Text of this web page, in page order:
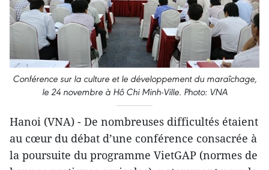
Conférence sur la culture et le développement du maraîchage,
le 24 novembre à Hô Chi Minh-Ville. Photo: VNA
Hanoi (VNA) - De nombreuses difficultés étaient
au cœur du débat d’une conférence consacrée à
la poursuite du programme VietGAP (normes de